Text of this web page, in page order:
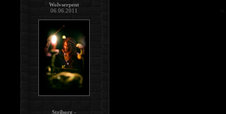
Wolvserpent
06.06.2011
Striborg -